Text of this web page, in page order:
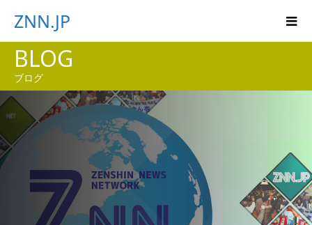
ZNN.JP
BLOG
ブログ